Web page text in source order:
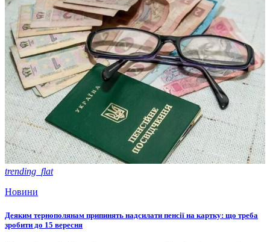
trending_flat
Новини
Деяким тернополянам припинять надсилати пенсії на картку: що треба
зробити до 15 вересня